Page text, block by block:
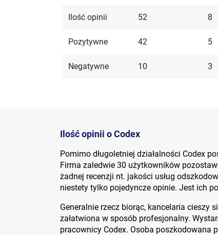
Ilość opinii 52 8
Pozytywne 42 5
Negatywne 10 3
Ilość opinii o Codex
Pomimo długoletniej działalności Codex
Firma zaledwie 30 użytkowników
żadnej recenzji nt. jakości usług
niestety tylko pojedyncze opinie. Jest ich
Generalnie rzecz biorąc, kancelaria cieszy
załatwiona w sposób profesjonalny.
pracownicy Codex. Osoba poszkodowana